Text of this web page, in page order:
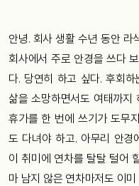
안녕. 회사 생활 수년 동안 라
회사에서 주로 안경을 쓰다
다. 당연히 하고 싶다. 후회
삶을 소망하면서도 여태까지
휴가를 한 번에 쓰기가 도무
도 다녀야 하고. 아무리 안경
이 취미에 연차를 탈탈 털어
마 남지 않은 연차마저도 이